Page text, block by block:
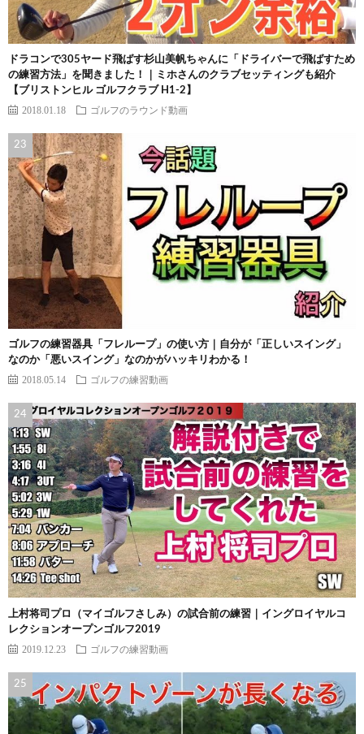
ドラコンで305ヤード飛ばす杉山美帆ちゃんに「ドライバーで飛ばすため
の練習方法」を聞きました！｜ミホさんのクラブセッティングも紹介
【ブリストンヒル ゴルフクラブ H1-2】
2018.01.18 ゴルフのラウンド動画
ゴルフの練習器具「フレループ」の使い方｜自分が「正しいスイング」
なのか「悪いスイング」なのかがハッキリわかる！
2018.05.14 ゴルフの練習動画
上村将司プロ（マイゴルフさしみ）の試合前の練習｜イングロイヤルコ
レクションオープンゴルフ2019
2019.12.23 ゴルフの練習動画